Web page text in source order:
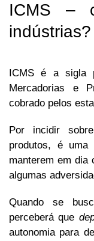
ICMS –
indústrias?
ICMS é a sigla
Mercadorias e
cobrado pelos
Por incidir
produtos, é uma
manterem em dia
algumas
Quando se
perceberá que
autonomia para